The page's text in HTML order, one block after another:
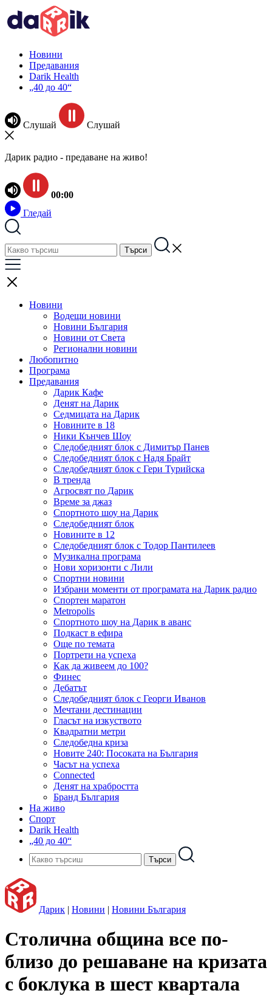
Новини
Предавания
Darik Health
„40 до 40“
Слушай Слушай
Дарик радио - предаване на живо!
00:00
Гледай
Новини
Водещи новини
Новини България
Новини от Света
Регионални новини
Любопитно
Програма
Предавания
Дарик Кафе
Денят на Дарик
Седмицата на Дарик
Новините в 18
Ники Кънчев Шоу
Следобедният блок с Димитър Панев
Следобедният блок с Надя Брайт
Следобедният блок с Гери Турийска
В тренда
Агросвят по Дарик
Време за джаз
Спортното шоу на Дарик
Следобедният блок
Новините в 12
Следобедният блок с Тодор Пантилеев
Музикална програма
Нови хоризонти с Лили
Спортни новини
Избрани моменти от програмата на Дарик радио
Спортен маратон
Metropolis
Спортното шоу на Дарик в аванс
Подкаст в ефира
Още по темата
Портрети на успеха
Как да живеем до 100?
Финес
Дебатът
Следобедният блок с Георги Иванов
Мечтани дестинации
Гласът на изкуството
Квадратни метри
Следобедна криза
Новите 240: Посоката на България
Часът на успеха
Connected
Денят на храбростта
Бранд България
На живо
Спорт
Darik Health
„40 до 40“
Дарик | Новини | Новини България
Столична община все по-
близо до решаване на кризата
с боклука в шест квартала